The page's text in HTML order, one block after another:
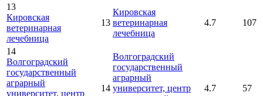
13
Кировская
ветеринарная
лечебница
13
Кировская
ветеринарная
лечебница
4.7 107
14
Волгоградский
государственный
аграрный
университет, центр
14
Волгоградский
государственный
аграрный
университет, центр
4.7 57